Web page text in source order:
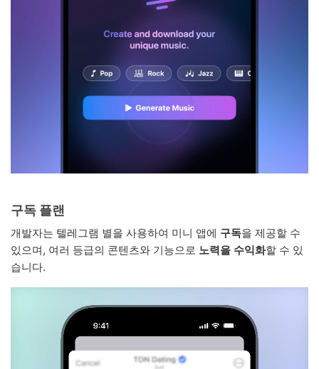
구독 플랜
개발자는 텔레그램 별을 사용하여 미니 앱에 구독을 제공할 수
있으며, 여러 등급의 콘텐츠와 기능으로 노력을 수익화할 수 있
습니다.